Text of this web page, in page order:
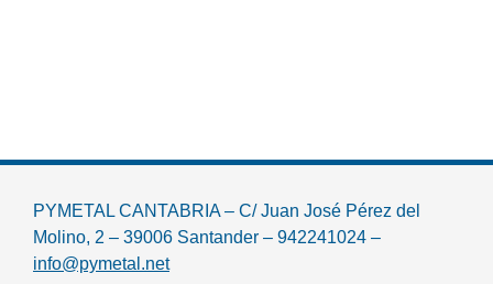
PYMETAL CANTABRIA – C/ Juan José Pérez del
Molino, 2 – 39006 Santander – 942241024 –
info@pymetal.net